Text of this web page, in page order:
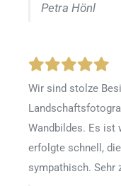
Petra Hönl
Wir sind stolze
Wandbildes. Es ist
erfolgte schnell,
sympathisch. Sehr